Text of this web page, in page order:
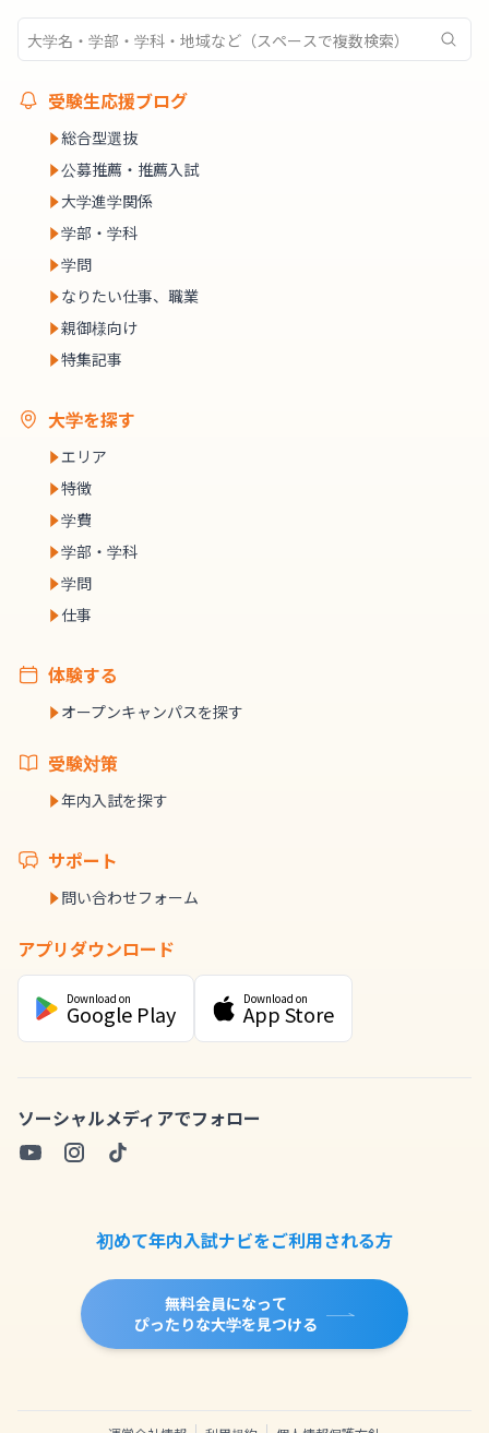
受験生応援ブログ
総合型選抜
公募推薦・推薦入試
大学進学関係
学部・学科
学問
なりたい仕事、職業
親御様向け
特集記事
大学を探す
エリア
特徴
学費
学部・学科
学問
仕事
体験する
オープンキャンパスを探す
受験対策
年内入試を探す
サポート
問い合わせフォーム
アプリダウンロード
Download on
Google Play
Download on
App Store
ソーシャルメディアでフォロー
初めて年内入試ナビをご利用される方
無料会員になって
ぴったりな大学を見つける